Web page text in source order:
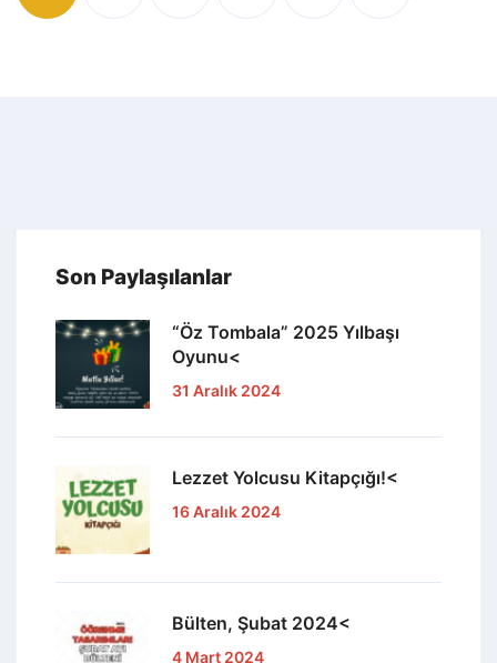
Son Paylaşılanlar
“Öz Tombala” 2025 Yılbaşı
Oyunu<
31 Aralık 2024
Lezzet Yolcusu Kitapçığı!<
16 Aralık 2024
Bülten, Şubat 2024<
4 Mart 2024